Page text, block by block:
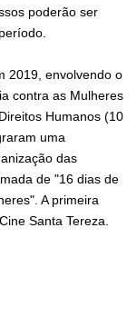
poderão ser
2019, envolvendo o
contra as Mulheres
Humanos (10
uma
das
de "16 dias de
A primeira
Santa Tereza.